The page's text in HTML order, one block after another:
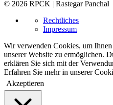
© 2026 RPCK | Rastegar Panchal
Rechtliches
Impressum
Wir verwenden Cookies, um
unserer Website zu ermöglichen.
erklären Sie sich mit der
Erfahren Sie mehr in unserer
Akzeptieren